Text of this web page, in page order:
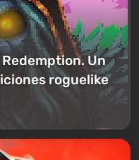
Un
roguelike